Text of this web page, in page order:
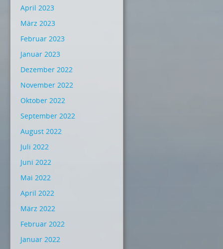
April 2023
März 2023
Februar 2023
Januar 2023
Dezember 2022
November 2022
Oktober 2022
September 2022
August 2022
Juli 2022
Juni 2022
Mai 2022
April 2022
März 2022
Februar 2022
Januar 2022